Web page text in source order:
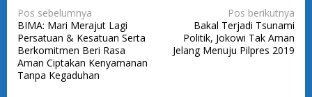
N
a
v
i
Pos sebelumnya
BIMA: Mari Merajut Lagi
Persatuan & Kesatuan Serta
Berkomitmen Beri Rasa
Aman Ciptakan Kenyamanan
Tanpa Kegaduhan
Pos berikutnya
Bakal Terjadi Tsunami
Politik, Jokowi Tak Aman
Jelang Menuju Pilpres 2019